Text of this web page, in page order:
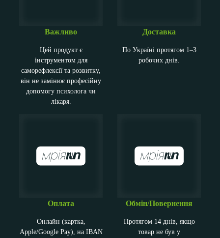
Важливо
Цей продукт є
інструментом для
саморефлексії та розвитку,
він не замінює професійну
допомогу психолога чи
лікаря.
Доставка
По Україні протягом 1–3
робочих днів.
Оплата
Онлайн (картка,
Apple/Google Pay), на IBAN
Обмін/Повернення
Протягом 14 днів, якщо
товар не був у